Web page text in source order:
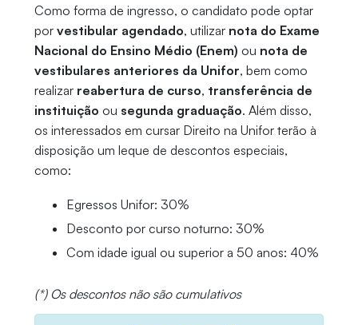
Como forma de ingresso, o candidato pode optar
por vestibular agendado, utilizar nota do Exame
Nacional do Ensino Médio (Enem) ou nota de
vestibulares anteriores da Unifor, bem como
realizar reabertura de curso, transferência de
instituição ou segunda graduação. Além disso,
os interessados em cursar Direito na Unifor terão à
disposição um leque de descontos especiais,
como:
Egressos Unifor: 30%
Desconto por curso noturno: 30%
Com idade igual ou superior a 50 anos: 40%
(*) Os descontos não são cumulativos